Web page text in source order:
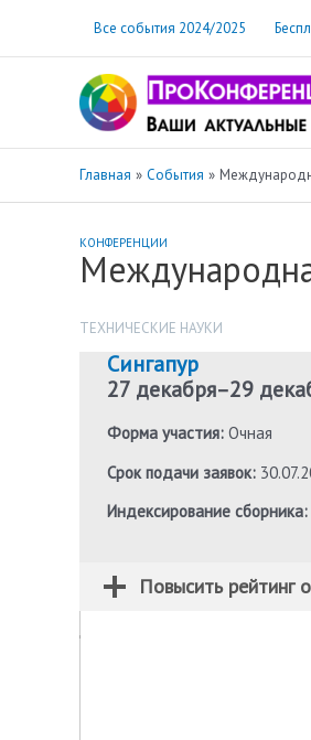
содержимому
Все события 2024/2025
Главная События
КОНФЕРЕНЦИИ
ТЕХНИЧЕСКИЕ НАУКИ
Сингапур
27 декабря–29
Форма участия: Очная
Срок подачи заявок:
Индексирование сборника:
Повысить рейтинг